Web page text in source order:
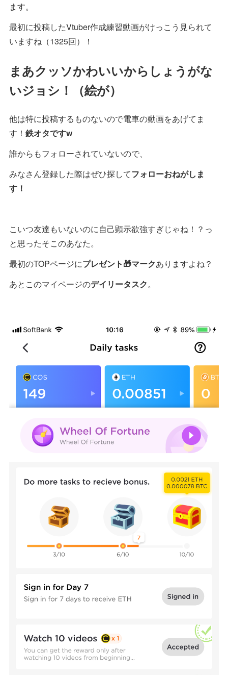
ます。
最初に投稿したVtuber作成練習動画がけっこう見られて
いますね（1325回）！
まあクッソかわいいからしょうがな
いジョシ！（絵が）
他は特に投稿するものないので電車の動画をあげてま
す！ 鉄オタですw
誰からもフォローされていないので、
みなさん登録した際はぜひ探してフォローおねがしま
す！
こいつ友達もいないのに自己顕示欲強すぎじゃね！？っ
と思ったそこのあなた。
最初のTOPページにプレゼント🎁マークありますよね？
あとこのマイページのデイリータスク。